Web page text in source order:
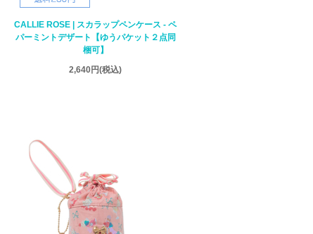
CALLIE ROSE | スカラップペンケース - ペ
パーミントデザート【ゆうパケット２点同
梱可】
2,640円(税込)